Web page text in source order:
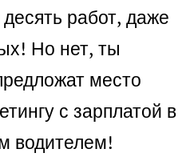
работ, даже
Но нет, ты
место
с зарплатой в
водителем!